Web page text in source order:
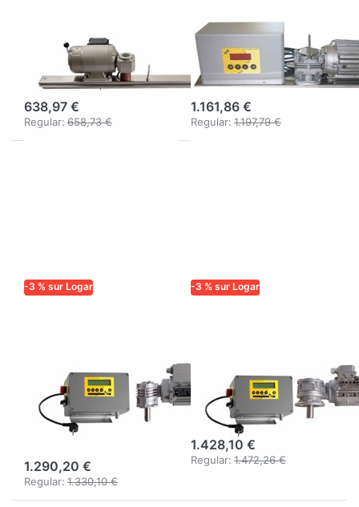
110 W/230 V
avec traverse
pour cuve D63
638,97 €
Regular: 658,73 €
avec commande
entièrement
électronique
1.161,86 €
Regular: 1.197,79 €
-3 % sur Logar
180 W avec
commande
entièrement
électronique
1.290,20 €
Regular: 1.330,10 €
-3 % sur Logar
avec commande
entièrement
électronique
1.428,10 €
Regular: 1.472,26 €